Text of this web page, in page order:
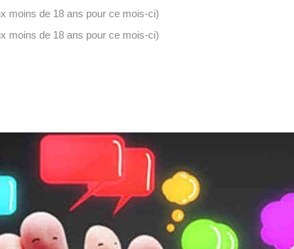
moins de 18 ans pour ce mois-ci)
moins de 18 ans pour ce mois-ci)